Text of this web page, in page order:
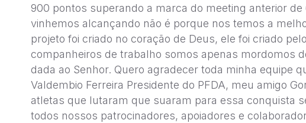
900 pontos superando a marca do meeting anterior
vinhemos alcançando não é porque nos temos a
projeto foi criado no coração de Deus, ele foi criado
companheiros de trabalho somos apenas mordomos
dada ao Senhor. Quero agradecer toda minha equipe
Valdembio Ferreira Presidente do PFDA, meu amigo
atletas que lutaram que suaram para essa conquista
todos nossos patrocinadores, apoiadores e